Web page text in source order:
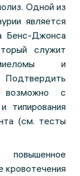
Одной из
является
Бенс-Джонса
служит
и
возможно с
типирования
(см. тесты
кровотечения